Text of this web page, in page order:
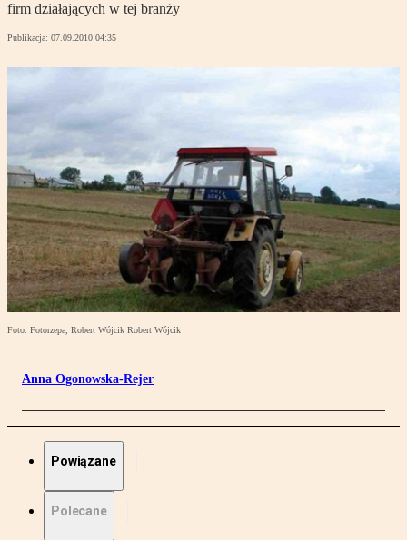
firm działających w tej branży
Publikacja: 07.09.2010 04:35
Foto: Fotorzepa, Robert Wójcik Robert Wójcik
Anna Ogonowska-Rejer
Powiązane
Polecane